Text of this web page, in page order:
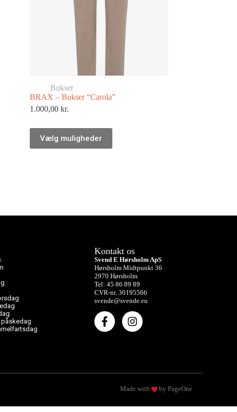
Bukser
BRAX – Bukser “Carola”
1.000,00 kr.
Vælg muligheder
påskedag
Kontakt os
Svend E Hørsholm ApS
Hørsholm Midtpunkt 36
2970 Hørsholm
Tel: 45 86 89 89
CVR-nr. 30195566
svende@svende.eu
Made with by PageOne